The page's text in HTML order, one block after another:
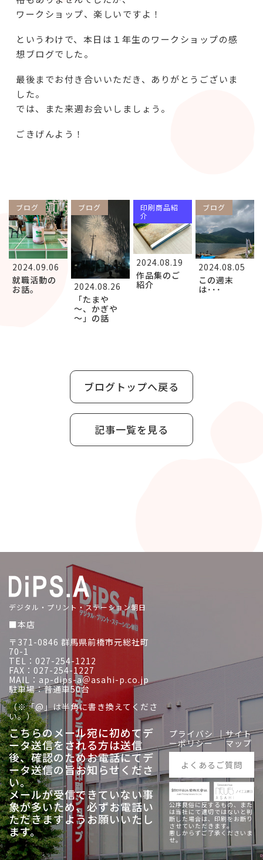
ワークショップ、楽しいですよ！
というわけで、本日は１年生のワークショップの感
想ブログでした。
最後までお付き合いいただき、ありがとうございま
した。
では、また来週お会いしましょう。
ごきげんよう！
ブログ
2024.09.06
就職活動の
お話。
ブログ
2024.08.26
「たまや
～、かぎや
～」の話
印刷商品紹
介
2024.08.19
作品集のご
紹介
ブログ
2024.08.05
この週末
は･･･
ブログトップへ戻る
記事一覧を見る
デジタル・プリント・ステーション朝日
■本店
〒371-0846 群馬県前橋市元総社町
70-1
TEL：027-254-1212
FAX：027-254-1227
MAIL：ap-dips-a＠asahi-p.co.jp
駐車場：普通車50台
（※「@」は半角に書き換えてくださ
い。）
こちらのメール宛に初めてデ
ータ送信をされる方は送信
後、確認のためお電話にてデ
ータ送信の旨お知らせくださ
い。
メールが受信できていない事
象が多いため、必ずお電話い
ただきますようお願いいたし
ます。
プライバシ
ーポリシー
｜サイト
マップ
よくあるご質問
公序良俗に反するもの、また
は当社にて適切ではないと判
断した場合は、印刷をお断り
させていただきます。
悪しからずご了承くださいま
せ。